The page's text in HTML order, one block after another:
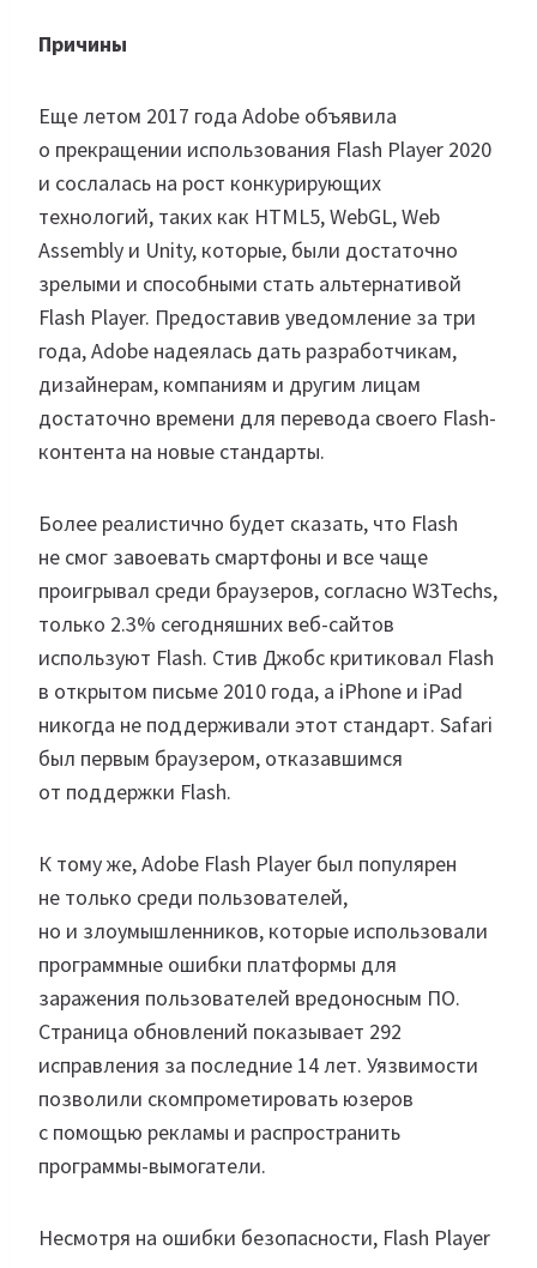
Причины
Еще летом 2017 года Adobe объявила
о прекращении использования Flash Player 2020
и сослалась на рост конкурирующих
технологий, таких как HTML5, WebGL, Web
Assembly и Unity, которые, были достаточно
зрелыми и способными стать альтернативой
Flash Player. Предоставив уведомление за три
года, Adobe надеялась дать разработчикам,
дизайнерам, компаниям и другим лицам
достаточно времени для перевода своего Flash-
контента на новые стандарты.
Более реалистично будет сказать, что Flash
не смог завоевать смартфоны и все чаще
проигрывал среди браузеров, согласно W3Techs,
только 2.3% сегодняшних веб-сайтов
используют Flash. Стив Джобс критиковал Flash
в открытом письме 2010 года, а iPhone и iPad
никогда не поддерживали этот стандарт. Safari
был первым браузером, отказавшимся
от поддержки Flash.
К тому же, Adobe Flash Player был популярен
не только среди пользователей,
но и злоумышленников, которые использовали
программные ошибки платформы для
заражения пользователей вредоносным ПО.
Страница обновлений показывает 292
исправления за последние 14 лет. Уязвимости
позволили скомпрометировать юзеров
с помощью рекламы и распространить
программы-вымогатели.
Несмотря на ошибки безопасности, Flash Player